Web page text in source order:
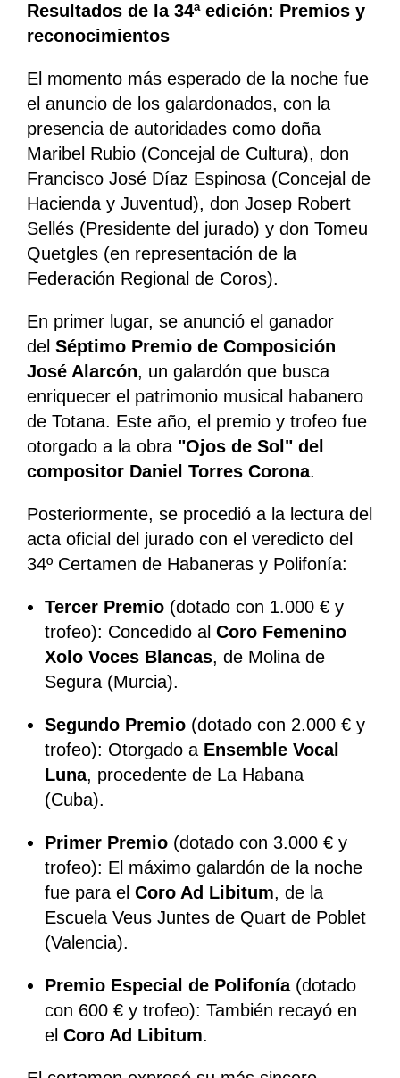
Resultados de la 34ª edición: Premios y
reconocimientos
El momento más esperado de la noche fue
el anuncio de los galardonados, con la
presencia de autoridades como doña
Maribel Rubio (Concejal de Cultura), don
Francisco José Díaz Espinosa (Concejal de
Hacienda y Juventud), don Josep Robert
Sellés (Presidente del jurado) y don Tomeu
Quetgles (en representación de la
Federación Regional de Coros).
En primer lugar, se anunció el ganador
del Séptimo Premio de Composición
José Alarcón, un galardón que busca
enriquecer el patrimonio musical habanero
de Totana. Este año, el premio y trofeo fue
otorgado a la obra "Ojos de Sol" del
compositor Daniel Torres Corona.
Posteriormente, se procedió a la lectura del
acta oficial del jurado con el veredicto del
34º Certamen de Habaneras y Polifonía:
Tercer Premio (dotado con 1.000 € y
trofeo): Concedido al Coro Femenino
Xolo Voces Blancas, de Molina de
Segura (Murcia).
Segundo Premio (dotado con 2.000 € y
trofeo): Otorgado a Ensemble Vocal
Luna, procedente de La Habana
(Cuba).
Primer Premio (dotado con 3.000 € y
trofeo): El máximo galardón de la noche
fue para el Coro Ad Libitum, de la
Escuela Veus Juntes de Quart de Poblet
(Valencia).
Premio Especial de Polifonía(dotado
con 600 € y trofeo): También recayó en
el Coro Ad Libitum.